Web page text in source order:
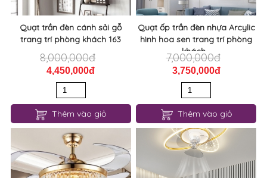
Quạt trần đèn cánh sải gỗ
trang trí phòng khách 163
8,000,000đ
4,450,000đ
Thêm vào giỏ
Quạt ốp trần đèn nhựa Arcylic
hình hoa sen trang trí phòng
khách...
7,000,000đ
3,750,000đ
Thêm vào giỏ